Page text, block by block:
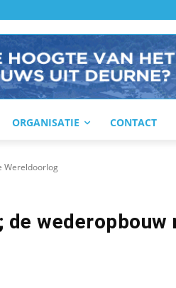
ORGANISATIE CONTACT
Wereldoorlog
de wederopbouw